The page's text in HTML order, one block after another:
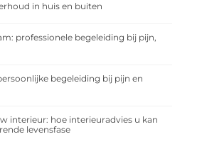
in huis en buiten
professionele begeleiding bij pijn,
begeleiding bij pijn en
interieur: hoe interieuradvies u kan
levensfase